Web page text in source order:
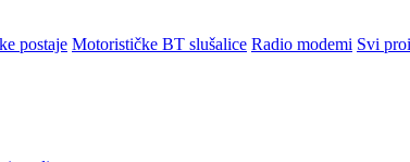
postaje Motorističke BT slušalice Radio modemi Svi